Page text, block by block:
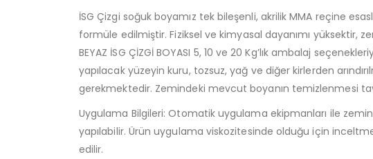
İSG Çizgi soğuk boyamız tek bileşenli, akrilik MMA reçine
formüle edilmiştir. Fiziksel ve kimyasal dayanımı yüksektir,
BEYAZ İSG ÇİZGİ BOYASI 5, 10 ve 20 Kg’lık ambalaj
yapılacak yüzeyin kuru, tozsuz, yağ ve diğer kirlerden
gerekmektedir. Zemindeki mevcut boyanın temizlenmesi
Uygulama Bilgileri: Otomatik uygulama ekipmanları ile
yapılabilir. Ürün uygulama viskozitesinde olduğu için
edilir.